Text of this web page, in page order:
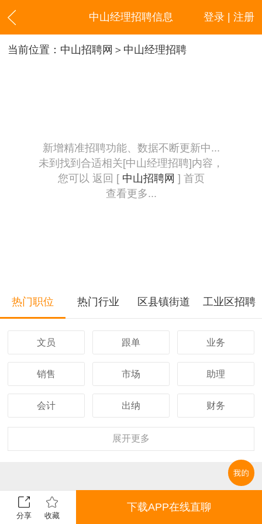
登录 | 注册
中山经理招聘信息
当前位置： 中山招聘网 ＞中山经理招聘
新增精准招聘功能、数据不断更新中...
未到找到合适相关[中山经理招聘]内容，
您可以 返回 [ 中山招聘网 ] 首页
查看更多...
热门职位 热门行业 区县镇街道 工业区招聘
文员 跟单 业务
销售 市场 助理
会计 出纳 财务
行政
设计 技术 司机
展开更多
分享 收藏
下载APP在线直聊